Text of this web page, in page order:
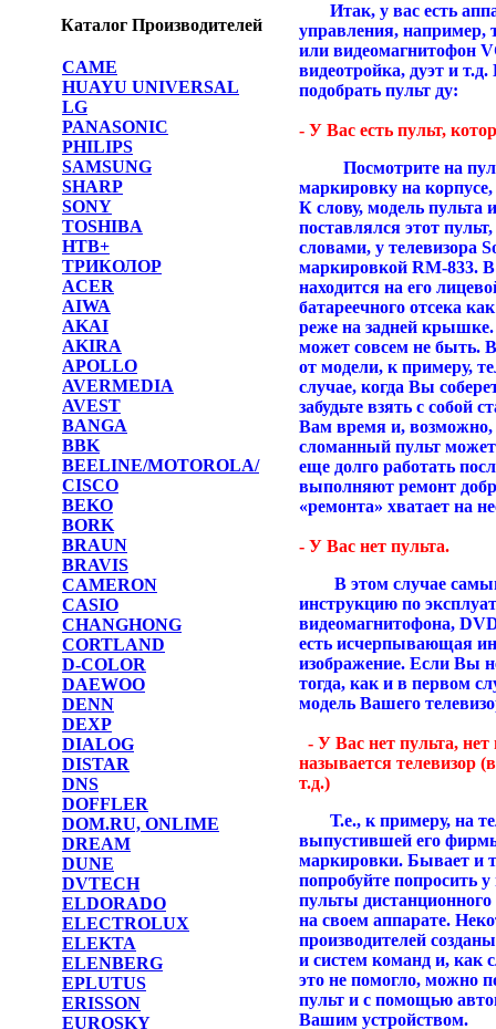
Каталог Производителей
CAME
HUAYU UNIVERSAL
LG
PANASONIC
PHILIPS
SAMSUNG
SHARP
SONY
TOSHIBA
НТВ+
ТРИКОЛОР
ACER
AIWA
AKAI
AKIRA
APOLLO
AVERMEDIA
AVEST
BANGA
BBK
BEELINE/MOTOROLA/
CISCO
BEKO
BORK
BRAUN
BRAVIS
CAMERON
CASIO
CHANGHONG
CORTLAND
D-COLOR
DAEWOO
DENN
DEXP
DIALOG
DISTAR
DNS
DOFFLER
DOM.RU, ONLIME
DREAM
DUNE
DVTECH
ELDORADO
ELECTROLUX
ELEKTA
ELENBERG
EPLUTUS
ERISSON
EUROSKY
Итак, у вас есть
управления, например,
или видеомагнитофон
видеотройка, дуэт и
подобрать пульт ду:
- У Вас есть пульт,
Посмотрите на
маркировку на корпусе,
К слову, модель пульта
поставлялся этот
словами, у телевизора
маркировкой RM-833.
находится на его
батареечного отсека
реже на задней
может совсем не быть.
от модели, к примеру,
случае, когда Вы
забудьте взять с собой
Вам время и,
сломанный пульт
еще долго работать
выполняют ремонт
«ремонта» хватает на
- У Вас нет пульта.
В этом случае
инструкцию по
видеомагнитофона,
есть исчерпывающая
изображение. Если Вы
тогда, как и в первом
модель Вашего
- У Вас нет пульта,
называется телевизор
т.д.)
Т.е., к примеру, на
выпустившей его
маркировки. Бывает и
попробуйте попросить
пульты
на своем аппарате.
производителей
и систем команд и, как
это не помогло, можно
пульт и с помощью
Вашим устройством.